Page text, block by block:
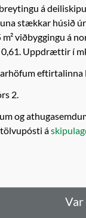
á
stækkar húsið
viðbyggingu á
Uppdrættir í
2.
og
tölvupósti á
Var